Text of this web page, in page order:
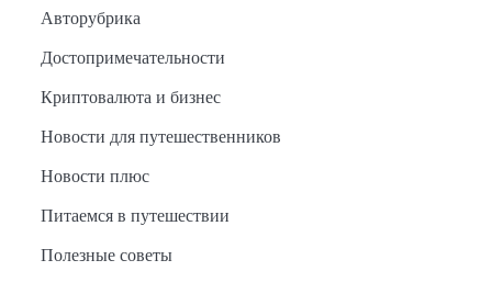
Авторубрика
Достопримечательности
Криптовалюта и бизнес
Новости для путешественников
Новости плюс
Питаемся в путешествии
Полезные советы